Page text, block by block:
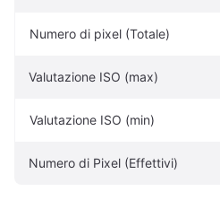
Numero di pixel (Totale)
Valutazione ISO (max)
Valutazione ISO (min)
Numero di Pixel (Effettivi)